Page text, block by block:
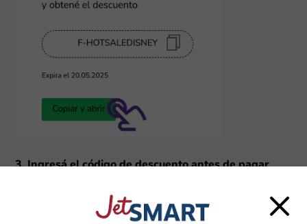
3. Ingresá el código de descuento antes de pagar
decuento de Almundo?" antes de pagar. Pegá o escribí
el código que copiaste de nuestra página y confirmá